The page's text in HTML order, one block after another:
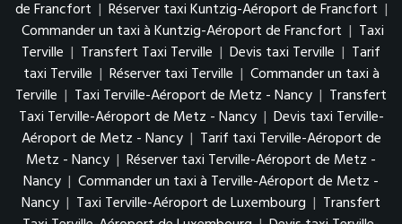
de Francfort | Réserver taxi Kuntzig-Aéroport de Francfort |
Commander un taxi à Kuntzig-Aéroport de Francfort | Taxi
Terville | Transfert Taxi Terville | Devis taxi Terville | Tarif
taxi Terville | Réserver taxi Terville | Commander un taxi à
Terville | Taxi Terville-Aéroport de Metz - Nancy | Transfert
Taxi Terville-Aéroport de Metz - Nancy | Devis taxi Terville-
Aéroport de Metz - Nancy | Tarif taxi Terville-Aéroport de
Metz - Nancy | Réserver taxi Terville-Aéroport de Metz -
Nancy | Commander un taxi à Terville-Aéroport de Metz -
Nancy | Taxi Terville-Aéroport de Luxembourg | Transfert